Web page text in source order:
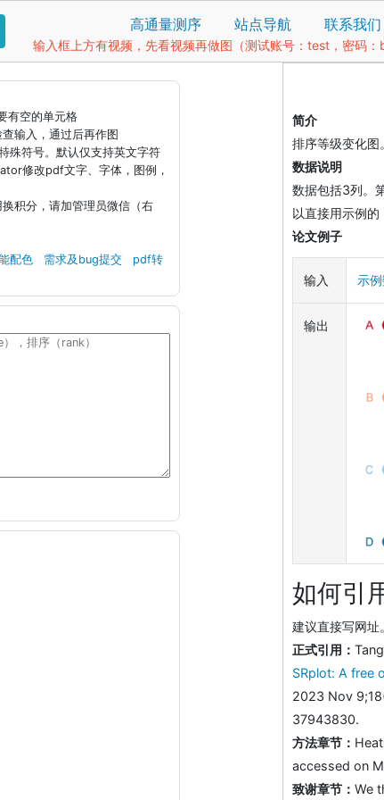
高通量测序 站点导航 联系我们
输入框上方有视频，先看视频再做图（测试账号：test，密码：
有空的单元格
输入，通过后再作图
殊符号。默认仅支持英文字符
修改pdf文字、字体，图例，
积分，请加管理员微信（右
配色 需求及bug提交
pdf转
简介
排序等级变化
数据说明
数据包括3列。
以直接用示例的
论文例子
输入 示
输出
如何引
建议直接写网
正式引用：
SRplot: A free
2023 Nov
37943830.
方法章节：
accessed on
致谢章节： We